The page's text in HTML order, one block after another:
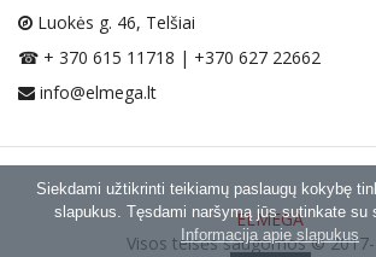
Siekdami užtikrinti teikiamų paslaugų kokybę
slapukus. Tęsdami naršymą jūs sutinkate su
Informacija apie slapukus
Luokės g. 46, Telšiai
☎ + 370 615 11718 | +370 627 22662
info@elmega.lt
ELMEGA
Visos teisės saugomos ©